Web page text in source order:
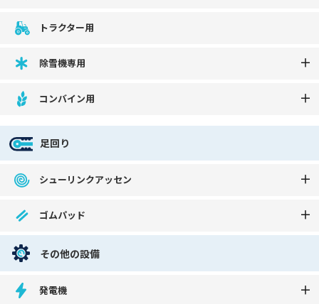
トラクター用
除雪機専用
コンバイン用
足回り
シューリンクアッセン
ゴムパッド
その他の設備
発電機